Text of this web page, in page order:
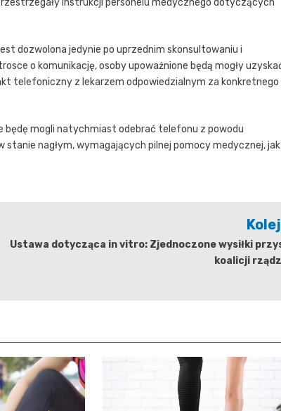
instrukcji personelu medycznego dotyczących
dozwolona jedynie po uprzednim skonsultowaniu i
o komunikację, osoby upoważnione będą mogły
telefoniczny z lekarzem odpowiedzialnym za konkretnego
będę mogli natychmiast odebrać telefonu z powodu
nagłym, wymagających pilnej pomocy medycznej, jak
Ustawa dotycząca in vitro: Zjednoczone wysiłki
koalicji